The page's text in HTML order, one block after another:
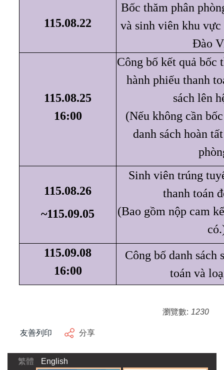
115.08.22
Bốc thăm phân
và sinh viên khu
Đào
115.08.25
16:00
Công bố kết quả bốc
hành phiếu thanh
sách lên
(Nếu không cần
danh sách hoàn
115.08.26
~115.09.05
Sinh viên trúng
thanh toán
(Bao gồm nộp cam
115.09.08
16:00
Công bố danh sách
toán và
瀏覽數: 1230
友善列印 分享
繁體 English